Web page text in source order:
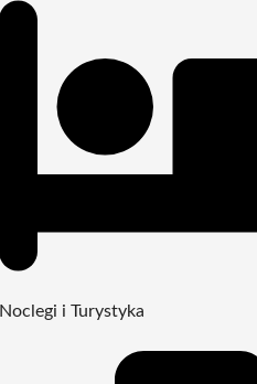
Noclegi i Turystyka